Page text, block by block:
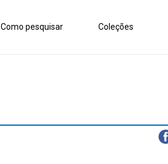
Como pesquisar Coleções